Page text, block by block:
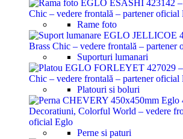
Rame foto
Suporturi lumanari
Platouri si boluri
Perne si paturi